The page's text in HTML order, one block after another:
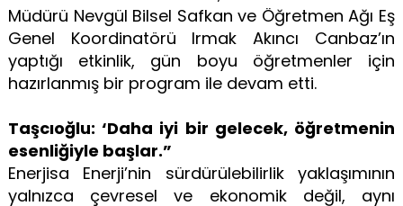
Müdürü Nevgül Bilsel Safkan ve Öğretmen Ağı Eş
Genel Koordinatörü Irmak Akıncı Canbaz’ın
yaptığı etkinlik, gün boyu öğretmenler için
hazırlanmış bir program ile devam etti.
Taşcıoğlu: ‘Daha iyi bir gelecek, öğretmenin
esenliğiyle başlar.”
Enerjisa Enerji’nin sürdürülebilirlik yaklaşımının
yalnızca çevresel ve ekonomik değil, aynı